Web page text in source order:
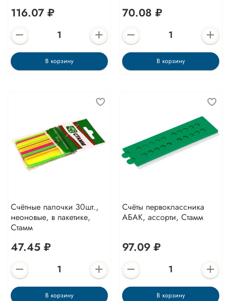
116.07 ₽
В корзину
70.08 ₽
В корзину
Счётные палочки 30шт.,
неоновые, в пакетике,
Стамм
47.45 ₽
В корзину
Счёты первоклассника
АБАК, ассорти, Стамм
97.09 ₽
В корзину